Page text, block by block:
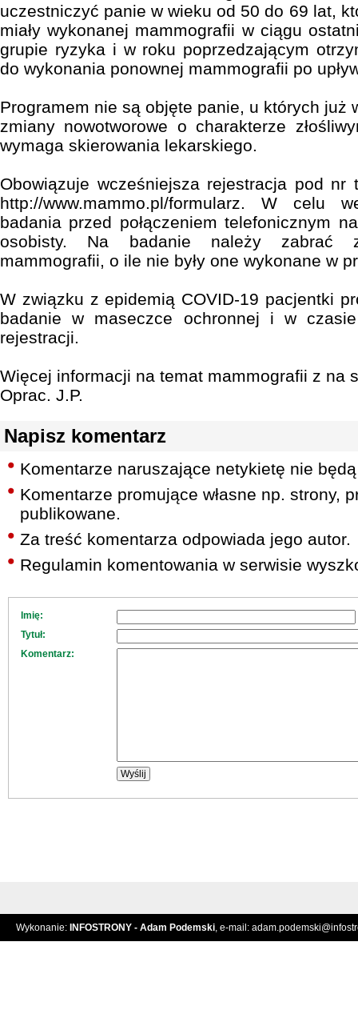
uczestniczyć panie w wieku od 50 do 69 lat,
miały wykonanej mammografii w ciągu
grupie ryzyka i w roku poprzedzającym
do wykonania ponownej mammografii po
Programem nie są objęte panie, u których już
zmiany nowotworowe o charakterze
wymaga skierowania lekarskiego.
Obowiązuje wcześniejsza rejestracja pod
http://www.mammo.pl/formularz. W celu
badania przed połączeniem telefonicznym
osobisty. Na badanie należy zabrać
mammografii, o ile nie były one wykonane w
W związku z epidemią COVID-19 pacjentki
badanie w maseczce ochronnej i w
rejestracji.
Więcej informacji na temat mammografii z na
Oprac. J.P.
Napisz komentarz
Komentarze naruszające netykietę nie
Komentarze promujące własne np. strony,
publikowane.
Za treść komentarza odpowiada jego autor.
Regulamin komentowania w serwisie
Imię:
Tytuł:
Komentarz:
Wykonanie: INFOSTRONY - Adam Podemski, e-mail: